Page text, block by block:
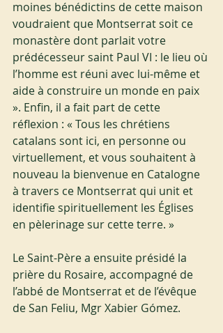
moines bénédictins de cette maison
voudraient que Montserrat soit ce
monastère dont parlait votre
prédécesseur saint Paul VI : le lieu où
l’homme est réuni avec lui-même et
aide à construire un monde en paix
». Enfin, il a fait part de cette
réflexion : « Tous les chrétiens
catalans sont ici, en personne ou
virtuellement, et vous souhaitent à
nouveau la bienvenue en Catalogne
à travers ce Montserrat qui unit et
identifie spirituellement les Églises
en pèlerinage sur cette terre. »
Le Saint-Père a ensuite présidé la
prière du Rosaire, accompagné de
l’abbé de Montserrat et de l’évêque
de San Feliu, Mgr Xabier Gómez.